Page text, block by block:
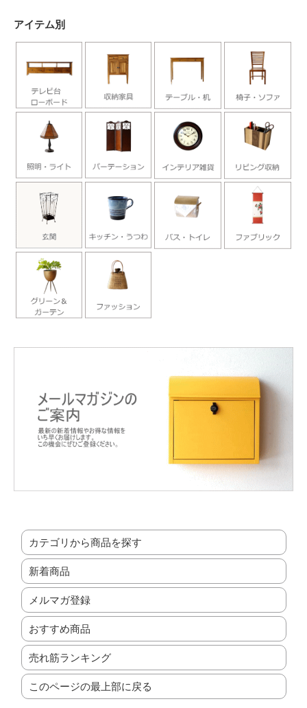
アイテム別
カテゴリから商品を探す
新着商品
メルマガ登録
おすすめ商品
売れ筋ランキング
このページの最上部に戻る